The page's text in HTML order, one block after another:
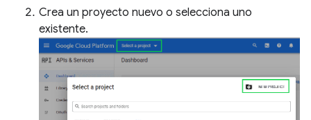
Crea un proyecto nuevo o selecciona uno
existente.